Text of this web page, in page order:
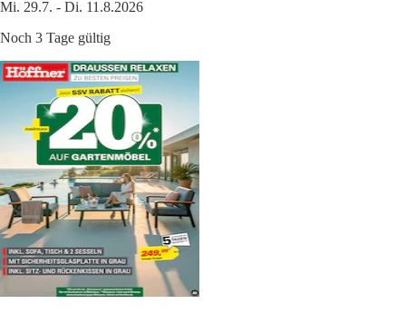
Mi. 29.7. - Di. 11.8.2026
Noch 3 Tage gültig